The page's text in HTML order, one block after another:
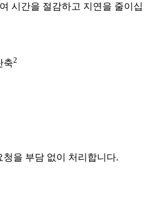
시간을 절감하고 지연을 줄이십
축2
을 부담 없이 처리합니다.